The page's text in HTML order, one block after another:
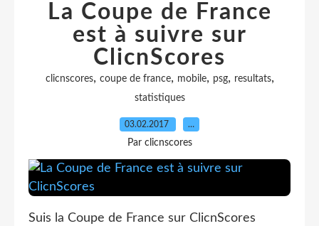
La Coupe de France
est à suivre sur
ClicnScores
clicnscores, coupe de france, mobile, psg, resultats,
statistiques
03.02.2017 …
Par clicnscores
Suis la Coupe de France sur ClicnScores